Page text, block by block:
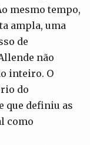
mesmo tempo,
ampla, uma
de
não
inteiro. O
do
que definiu as
como